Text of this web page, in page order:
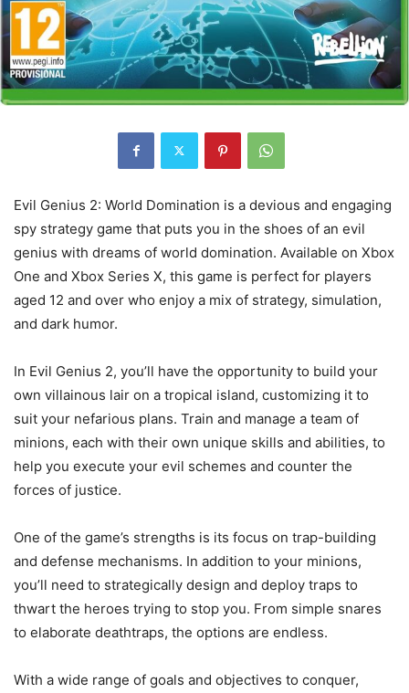
Evil Genius 2: World Domination is a devious and engaging
spy strategy game that puts you in the shoes of an evil
genius with dreams of world domination. Available on Xbox
One and Xbox Series X, this game is perfect for players
aged 12 and over who enjoy a mix of strategy, simulation,
and dark humor.
In Evil Genius 2, you’ll have the opportunity to build your
own villainous lair on a tropical island, customizing it to
suit your nefarious plans. Train and manage a team of
minions, each with their own unique skills and abilities, to
help you execute your evil schemes and counter the
forces of justice.
One of the game’s strengths is its focus on trap-building
and defense mechanisms. In addition to your minions,
you’ll need to strategically design and deploy traps to
thwart the heroes trying to stop you. From simple snares
to elaborate deathtraps, the options are endless.
With a wide range of goals and objectives to conquer,